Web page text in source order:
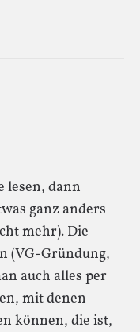
lesen, dann
ganz anders
mehr). Die
(VG-Gründung,
auch alles per
mit denen
können, die ist,